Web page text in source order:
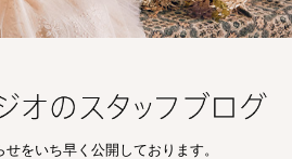
をいち早く公開しております。